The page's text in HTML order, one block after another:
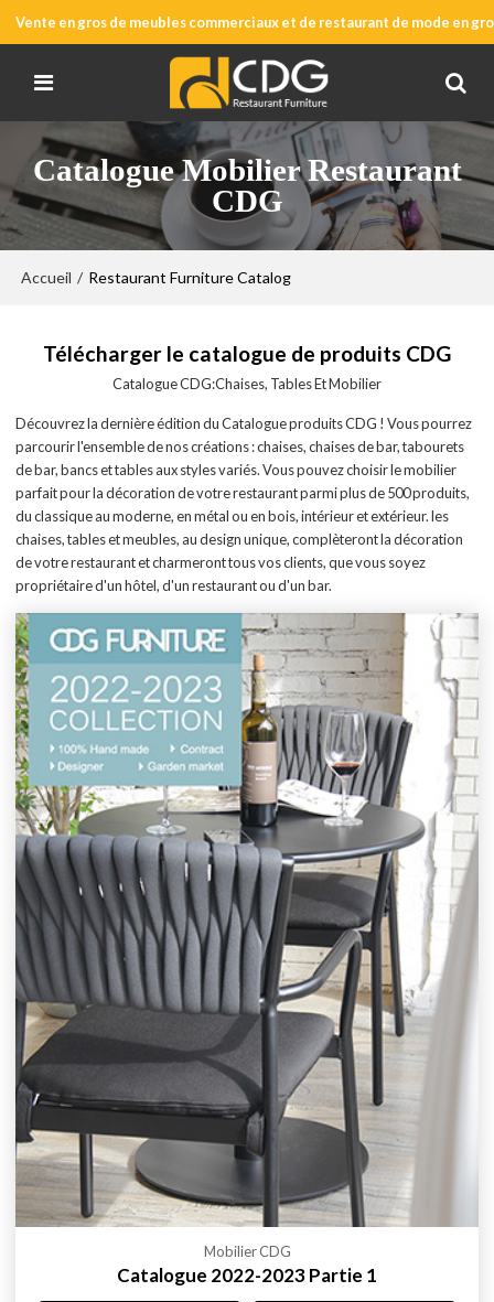
Vente en gros de meubles commerciaux et de restaurant de mode en
Catalogue Mobilier Restaurant
CDG
Accueil / Restaurant Furniture Catalog
Télécharger le catalogue de produits CDG
Catalogue CDG:Chaises, Tables Et Mobilier
Découvrez la dernière édition du Catalogue produits CDG ! Vous pourrez
parcourir l'ensemble de nos créations : chaises, chaises de bar, tabourets
de bar, bancs et tables aux styles variés. Vous pouvez choisir le mobilier
parfait pour la décoration de votre restaurant parmi plus de 500 produits,
du classique au moderne, en métal ou en bois, intérieur et extérieur. les
chaises, tables et meubles, au design unique, complèteront la décoration
de votre restaurant et charmeront tous vos clients, que vous soyez
propriétaire d'un hôtel, d'un restaurant ou d'un bar.
Mobilier CDG
Catalogue 2022-2023 Partie 1